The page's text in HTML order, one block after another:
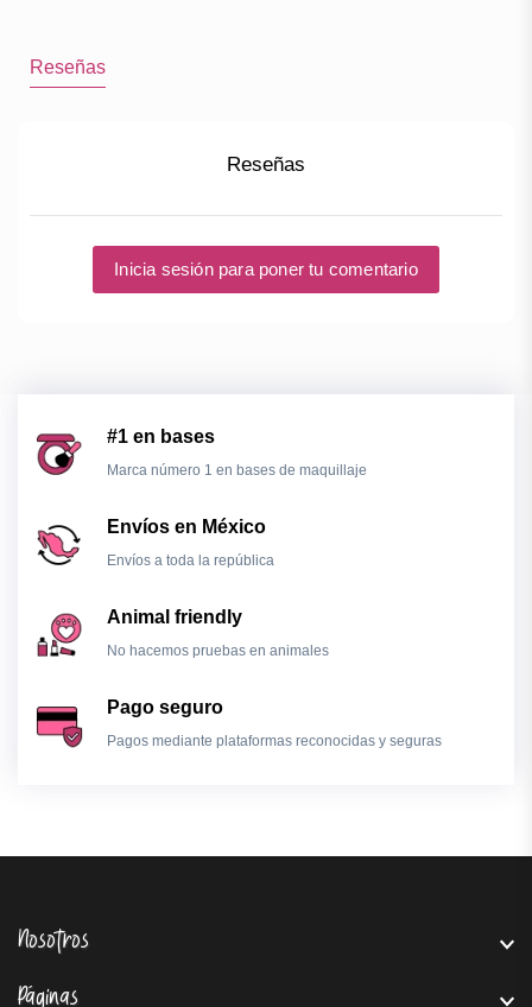
Reseñas
Reseñas
Inicia sesión para poner tu comentario
#1 en bases
Marca número 1 en bases de maquillaje
Envíos en México
Envíos a toda la república
Animal friendly
No hacemos pruebas en animales
Pago seguro
Pagos mediante plataformas reconocidas y seguras
Nosotros
Páginas